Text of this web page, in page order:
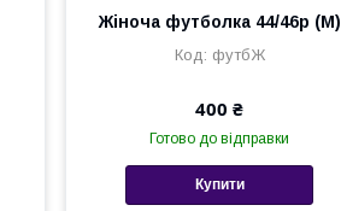
Жіноча футболка 44/46р (М)
футбЖ
400 ₴
Готово до відправки
Купити